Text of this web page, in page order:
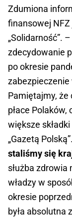
Zdumiona
finansowej
„Solidarność”.
zdecydowanie
po okresie
Pamiętajmy, że
płace
większe
„Gazetą
staliśmy się
służba zdrowia
władzy w
okresie
była absolutna